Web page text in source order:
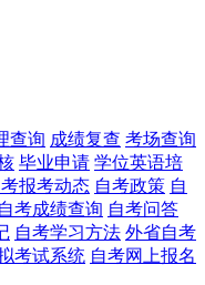
查询 成绩复查 考场查询
毕业申请 学位英语培
报考动态 自考政策 自
自考成绩查询 自考问答
自考学习方法 外省自考
考试系统 自考网上报名